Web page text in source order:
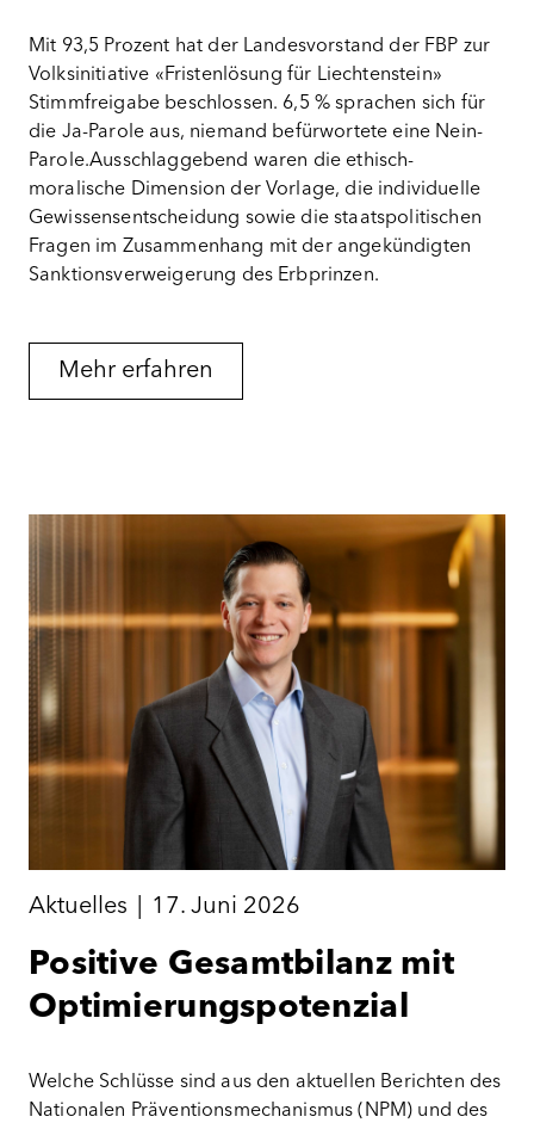
Mit 93,5 Prozent hat der Landesvorstand der FBP zur
Volksinitiative «Fristenlösung für Liechtenstein»
Stimmfreigabe beschlossen. 6,5 % sprachen sich für
die Ja-Parole aus, niemand befürwortete eine Nein-
Parole.Ausschlaggebend waren die ethisch-
moralische Dimension der Vorlage, die individuelle
Gewissensentscheidung sowie die staatspolitischen
Fragen im Zusammenhang mit der angekündigten
Sanktionsverweigerung des Erbprinzen.
Mehr erfahren
Aktuelles 17. Juni 2026
Positive Gesamtbilanz mit
Optimierungspotenzial
Welche Schlüsse sind aus den aktuellen Berichten des
Nationalen Präventionsmechanismus (NPM) und des